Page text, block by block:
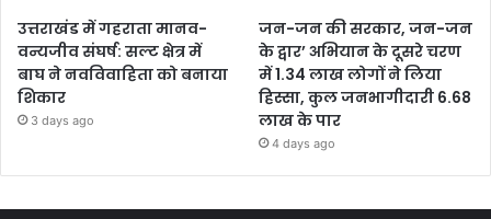
उत्तराखंड में गहराता मानव-
वन्यजीव संघर्ष: सल्ट क्षेत्र में
बाघ ने नवविवाहिता को बनाया
शिकार
3 days ago
जन-जन की सरकार, जन-जन
के द्वार’ अभियान के दूसरे चरण
में 1.34 लाख लोगों ने लिया
हिस्सा, कुल जनभागीदारी 6.68
लाख के पार
4 days ago